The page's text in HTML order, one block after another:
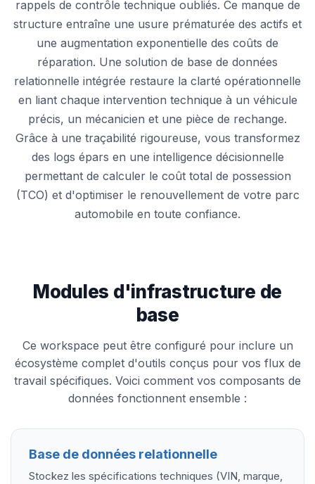
rappels de contrôle technique oubliés. Ce manque de
structure entraîne une usure prématurée des actifs et
une augmentation exponentielle des coûts de
réparation. Une solution de base de données
relationnelle intégrée restaure la clarté opérationnelle
en liant chaque intervention technique à un véhicule
précis, un mécanicien et une pièce de rechange.
Grâce à une traçabilité rigoureuse, vous transformez
des logs épars en une intelligence décisionnelle
permettant de calculer le coût total de possession
(TCO) et d'optimiser le renouvellement de votre parc
automobile en toute confiance.
Modules d'infrastructure de
base
Ce workspace peut être configuré pour inclure un
écosystème complet d'outils conçus pour vos flux de
travail spécifiques. Voici comment vos composants de
données fonctionnent ensemble :
Base de données relationnelle
Stockez les spécifications techniques (VIN, marque,